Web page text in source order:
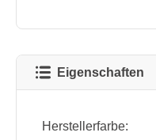
Eigenschaften
Herstellerfarbe: